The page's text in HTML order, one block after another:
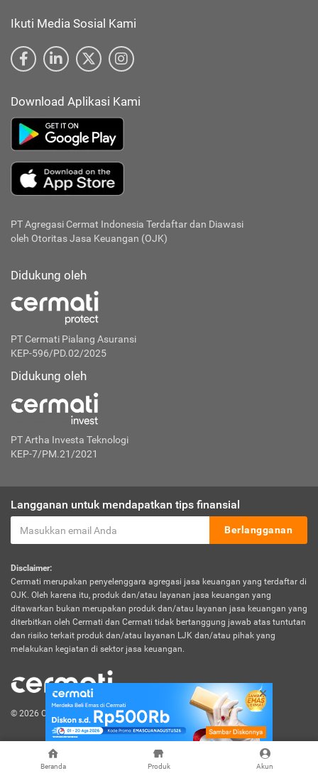
Beranda Produk Akun
Ikuti Media Sosial Kami
Download Aplikasi Kami
PT Agregasi Cermat Indonesia Terdaftar dan Diawasi
oleh Otoritas Jasa Keuangan (OJK)
Didukung oleh
PT Cermati Pialang Asuransi
KEP-596/PD.02/2025
Didukung oleh
PT Artha Investa Teknologi
KEP-7/PM.21/2021
Langganan untuk mendapatkan tips finansial
Berlangganan
Disclaimer:
Cermati merupakan penyelenggara agregasi jasa keuangan yang terdaftar di
OJK. Oleh karena itu, produk dan/atau layanan jasa keuangan yang
ditawarkan bukan merupakan produk dan/atau layanan jasa keuangan yang
diterbitkan oleh Cermati dan Cermati tidak bertanggung jawab atas tuntutan
dan risiko terkait produk dan/atau layanan LJK dan/atau pihak yang
melakukan kegiatan di sektor jasa keuangan.
© 2026 Cermati. All Rights Reserved.